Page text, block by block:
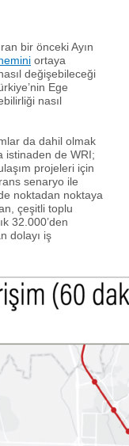
bir önceki Ayın
ortaya
değişebileceği
Ege
nasıl
da dahil olmak
istinaden de WRI;
projeleri için
senaryo ile
noktadan noktaya
çeşitli toplu
32.000’den
dolayı iş